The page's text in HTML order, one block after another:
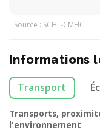
Source : SCHL-CMHC
Informations
Transport
Transports,
l'environnement